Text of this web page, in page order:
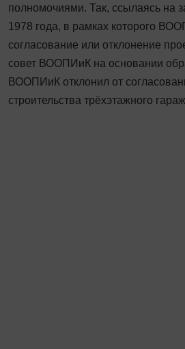
полномочиями. Так, ссылаясь на
1978 года, в рамках которого
согласование или отклонение
совет ­ВООПИиК на основании
ВООПИиК отклонил от
строительства трёх­этажного